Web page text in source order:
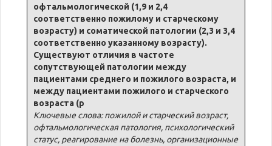
офтальмологической (1,9 и 2,4
соответственно пожилому и старческому
возрасту) и соматической патологии (2,3 и 3,4
соответственно указанному возрасту).
Существуют отличия в частоте
сопутствующей патологии между
пациентами среднего и пожилого возраста, и
между пациентами пожилого и старческого
возраста (p
Ключевые слова: пожилой и старческий возраст,
офтальмологическая патология, психологический
статус, реагирование на болезнь, организационные